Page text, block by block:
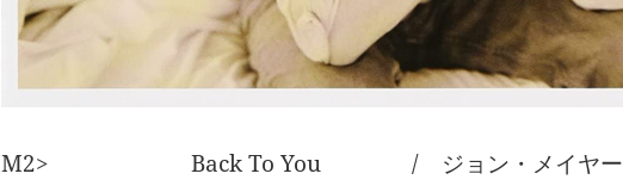
M2> Back To You / ジョン・メイヤー